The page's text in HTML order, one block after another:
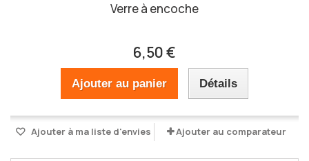
Verre à encoche
6,50 €
Ajouter au panier Détails
Ajouter à ma liste d'envies Ajouter au comparateur